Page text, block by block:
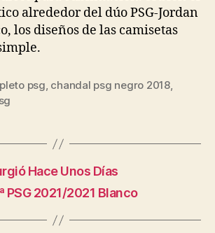
alrededor del dúo PSG-Jordan
los diseños de las camisetas
psg, chandal psg negro 2018,
Hace Unos Días
PSG 2021/2021 Blanco